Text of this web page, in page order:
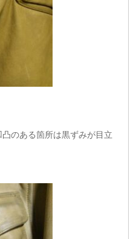
のある箇所は黒ずみが目立